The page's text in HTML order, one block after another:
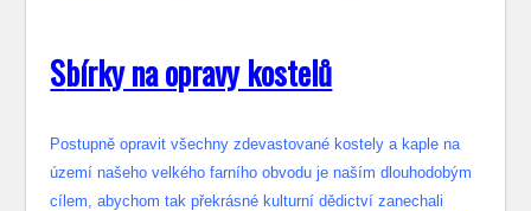
Sbírky na opravy kostelů
Postupně opravit všechny zdevastované kostely a kaple na
území našeho velkého farního obvodu je naším dlouhodobým
cílem, abychom tak překrásné kulturní dědictví zanechali